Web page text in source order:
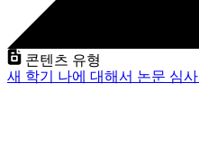
콘텐츠 유형
새 학기 나에 대해서 논문 심사